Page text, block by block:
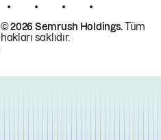
© 2026 Semrush Holdings.Tüm
hakları saklıdır.